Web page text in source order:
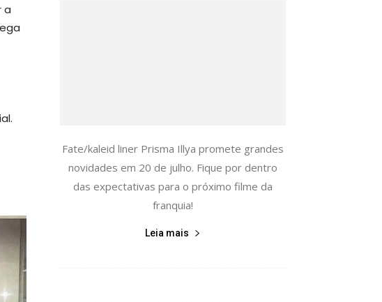
a
Fate/kaleid liner Prisma Illya promete grandes
novidades em 20 de julho. Fique por dentro
das expectativas para o próximo filme da
franquia!
Leia mais